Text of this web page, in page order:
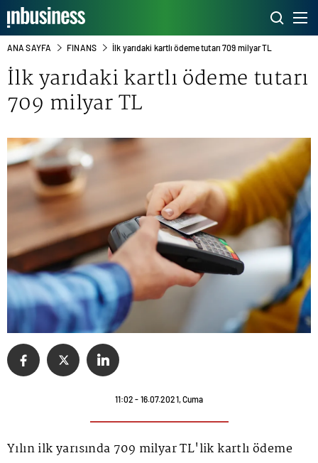
ANA SAYFA FINANS İlk yarıdaki kartlı ödeme tutarı 709 milyar TL
İlk yarıdaki kartlı ödeme tutarı
709 milyar TL
11:02 - 16.07.2021, Cuma
Yılın ilk yarısında 709 milyar TL'lik kartlı ödeme